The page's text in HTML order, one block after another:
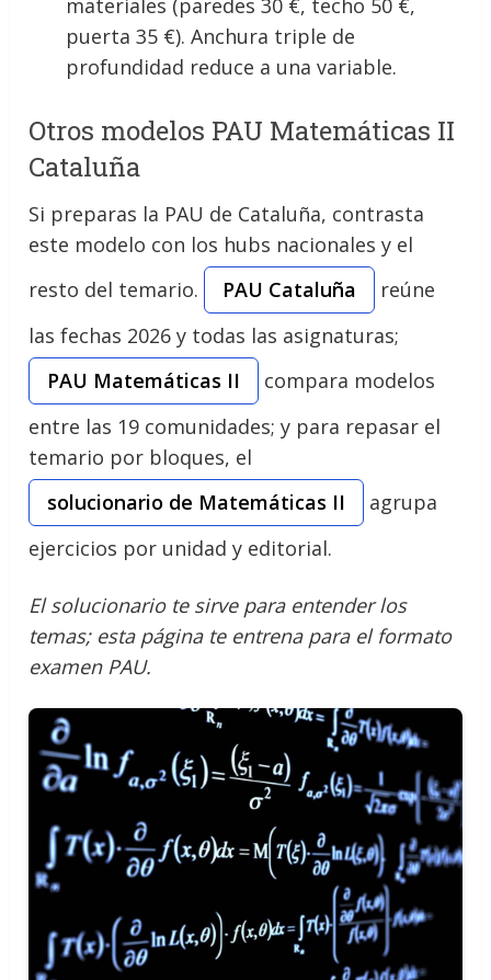
puerta 35 €). Anchura triple de
profundidad reduce a una variable.
Otros modelos PAU Matemáticas II
Cataluña
Si preparas la PAU de Cataluña, contrasta
este modelo con los hubs nacionales y el
resto del temario.
PAU Cataluña
reúne
las fechas 2026 y todas las asignaturas;
PAU Matemáticas II
compara modelos
entre las 19 comunidades; y para repasar el
temario por bloques, el
solucionario de Matemáticas II
agrupa
ejercicios por unidad y editorial.
El solucionario te sirve para entender los
temas; esta página te entrena para el formato
examen PAU.